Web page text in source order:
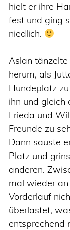
hielt er ihre
fest und ging
niedlich.
Aslan
herum, als
Hundeplatz
ihn und
Frieda und
Freunde zu
Dann sauste
Platz und
anderen.
mal wieder
Vorderlauf
überlastet,
entsprechend